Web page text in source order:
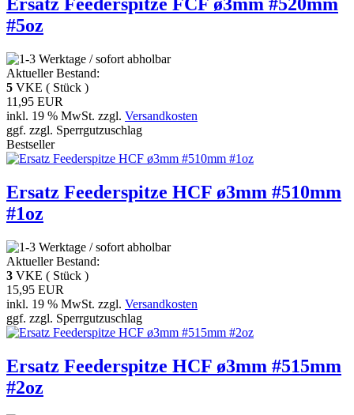
#5oz
Aktueller Bestand:
5 VKE ( Stück )
11,95 EUR
inkl. 19 % MwSt. zzgl. Versandkosten
ggf. zzgl. Sperrgutzuschlag
Bestseller
Ersatz Feederspitze HCF ø3mm #510mm
#1oz
Aktueller Bestand:
3 VKE ( Stück )
15,95 EUR
inkl. 19 % MwSt. zzgl. Versandkosten
ggf. zzgl. Sperrgutzuschlag
Ersatz Feederspitze HCF ø3mm #515mm
#2oz